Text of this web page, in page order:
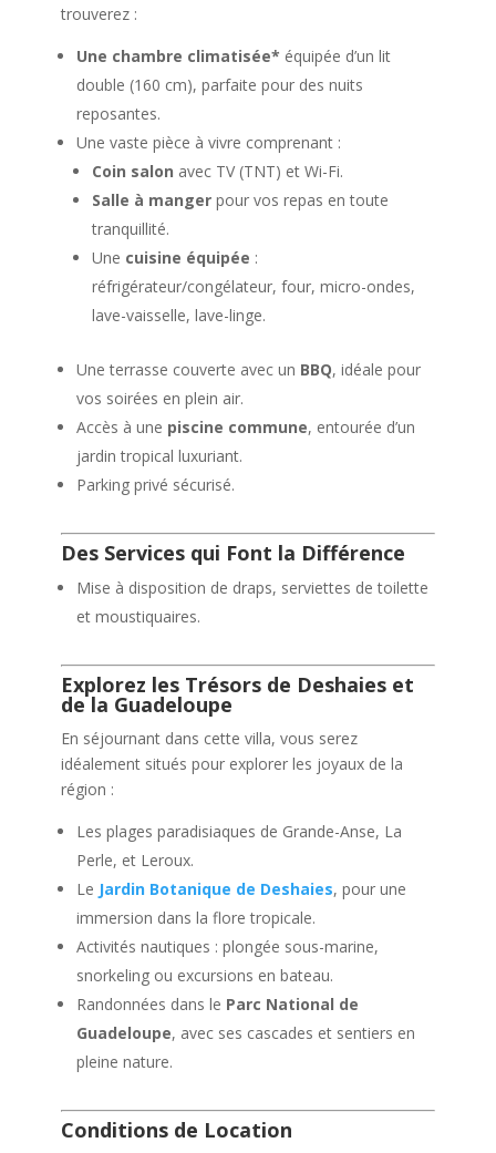
trouverez :
Une chambre climatisée* équipée d’un lit
double (160 cm), parfaite pour des nuits
reposantes.
Une vaste pièce à vivre comprenant :
Coin salon avec TV (TNT) et Wi-Fi.
Salle à mangerpour vos repas en toute
tranquillité.
Une cuisine équipée :
réfrigérateur/congélateur, four, micro-ondes,
lave-vaisselle, lave-linge.
Une terrasse couverte avec un BBQ, idéale pour
vos soirées en plein air.
Accès à une piscine commune, entourée d’un
jardin tropical luxuriant.
Parking privé sécurisé.
Des Services qui Font la Différence
Mise à disposition de draps, serviettes de toilette
et moustiquaires.
Explorez les Trésors de Deshaies et
de la Guadeloupe
En séjournant dans cette villa, vous serez
idéalement situés pour explorer les joyaux de la
région :
Les plages paradisiaques de Grande-Anse, La
Perle, et Leroux.
Le Jardin Botanique de Deshaies, pour une
immersion dans la flore tropicale.
Activités nautiques : plongée sous-marine,
snorkeling ou excursions en bateau.
Randonnées dans le Parc National de
Guadeloupe, avec ses cascades et sentiers en
pleine nature.
Conditions de Location